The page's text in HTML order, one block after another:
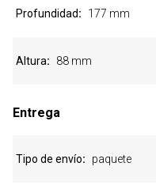
Profundidad 177 mm
Altura 88 mm
Entrega
Tipo de envío paquete